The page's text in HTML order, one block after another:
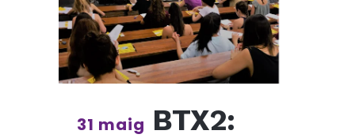
31 maig BTX2: